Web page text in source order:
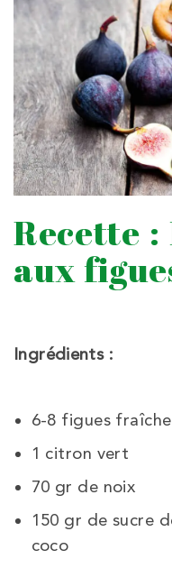
Recette :
aux
Ingrédients :
6-8 figues
1 citron vert
70 gr de noix
150 gr de sucre
coco